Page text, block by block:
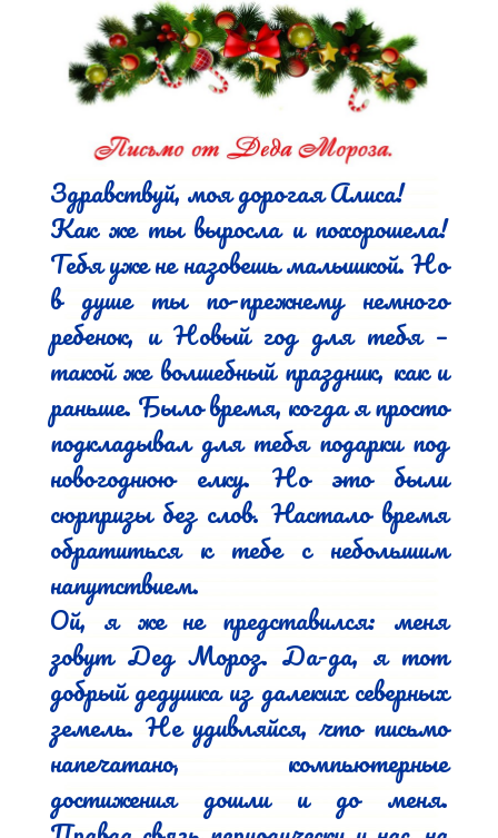
Здравствуй, моя дорогая Алиса!
Как же ты выросла и похорошела!
Тебя уже не назовешь малышкой. Но
в душе ты по-прежнему немного
ребенок, и Новый год для тебя –
такой же волшебный праздник, как и
раньше. Было время, когда я просто
подкладывал для тебя подарки под
новогоднюю елку. Но это были
сюрпризы без слов. Настало время
обратиться к тебе с небольшим
напутствием.
Ой, я же не представился: меня
зовут Дед Мороз. Да-да, я тот
добрый дедушка из далеких северных
земель. Не удивляйся, что письмо
напечатано, компьютерные
достижения дошли и до меня.